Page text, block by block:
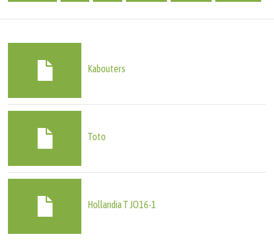
Kabouters
Toto
Hollandia T JO16-1